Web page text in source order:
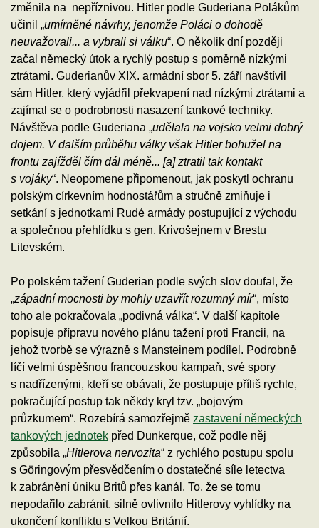
změnila na nepříznivou. Hitler podle Guderiana Polákům
učinil „umírněné návrhy, jenomže Poláci o dohodě
neuvažovali... a vybrali si válku“. O několik dní později
začal německý útok a rychlý postup s poměrně nízkými
ztrátami. Guderianův XIX. armádní sbor 5. září navštívil
sám Hitler, který vyjádřil překvapení nad nízkými ztrátami a
zajímal se o podrobnosti nasazení tankové techniky.
Návštěva podle Guderiana „udělala na vojsko velmi dobrý
dojem. V dalším průběhu války však Hitler bohužel na
frontu zajížděl čím dál méně... [a] ztratil tak kontakt
s vojáky“. Neopomene připomenout, jak poskytl ochranu
polským církevním hodnostářům a stručně zmiňuje i
setkání s jednotkami Rudé armády postupující z východu
a společnou přehlídku s gen. Krivošejnem v Brestu
Litevském.
Po polském tažení Guderian podle svých slov doufal, že
„západní mocnosti by mohly uzavřít rozumný mír“, místo
toho ale pokračovala „podivná válka“. V další kapitole
popisuje přípravu nového plánu tažení proti Francii, na
jehož tvorbě se výrazně s Mansteinem podílel. Podrobně
líčí velmi úspěšnou francouzskou kampaň, své spory
s nadřízenými, kteří se obávali, že postupuje příliš rychle,
pokračující postup tak někdy kryl tzv. „bojovým
průzkumem“. Rozebírá samozřejmě zastavení německých
tankových jednotek před Dunkerque, což podle něj
způsobila „Hitlerova nervozita“ z rychlého postupu spolu
s Göringovým přesvědčením o dostatečné síle letectva
k zabránění úniku Britů přes kanál. To, že se tomu
nepodařilo zabránit, silně ovlivnilo Hitlerovy vyhlídky na
ukončení konfliktu s Velkou Británií.